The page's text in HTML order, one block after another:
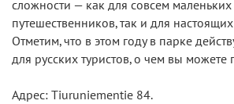
сложности — как для совсем маленьких
путешественников, так и для
Отметим, что в этом году в парке
для русских туристов, о чем вы можете
Адрес: Tiuruniementie 84.